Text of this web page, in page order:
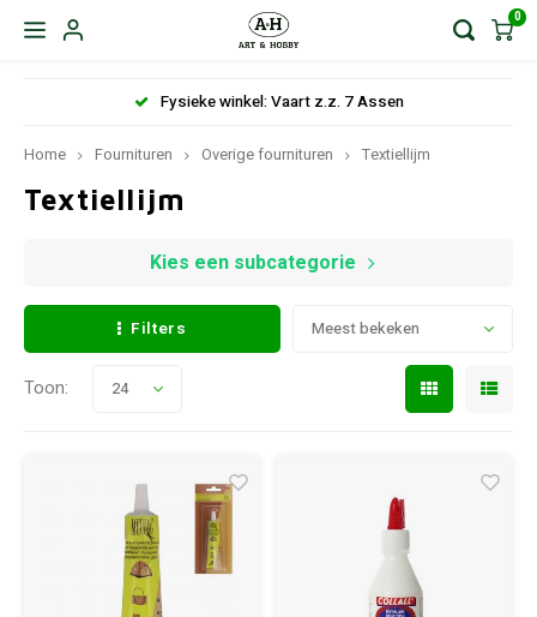
0
Gratis verzending vanaf: NL € 85,- en BE € 150,-
Home Fournituren Overige fournituren Textiellijm
Textiellijm
Kies een subcategorie
Filters Meest bekeken
Toon: 24